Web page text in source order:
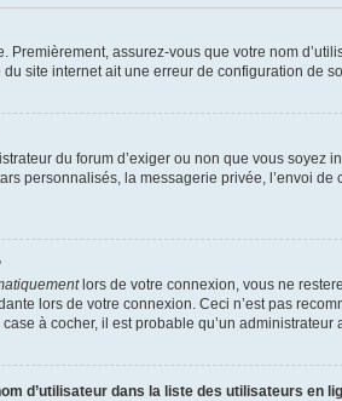
Premièrement, assurez-vous que votre nom
site internet ait une erreur de configuration de
du forum d’exiger ou non que vous
personnalisés, la messagerie privée, l’envoi
lors de votre connexion, vous ne
lors de votre connexion. Ceci n’est pas
à cocher, il est probable qu’un
d’utilisateur dans la liste des utilisateurs en